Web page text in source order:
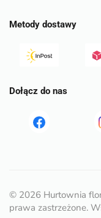
Metody dostawy
Dołącz do nas
© 2026 Hurtownia
prawa zastrzeżone.